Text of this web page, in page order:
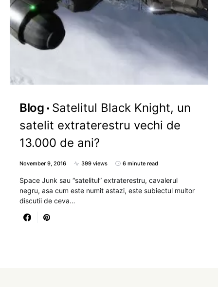
Blog
Satelitul Black Knight, un
satelit extraterestru vechi de
13.000 de ani?
November 9, 2016 399 views 6 minute read
Space Junk sau “satelitul” extraterestru, cavalerul
negru, asa cum este numit astazi, este subiectul multor
discutii de ceva…